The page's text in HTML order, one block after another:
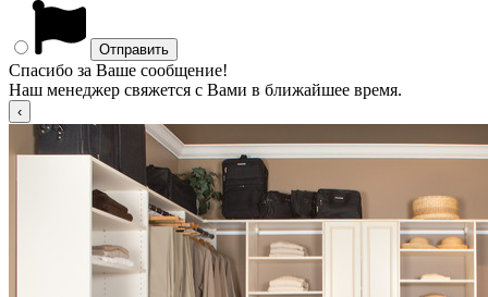
Спасибо за Ваше сообщение!
Наш менеджер свяжется с Вами в ближайшее время.